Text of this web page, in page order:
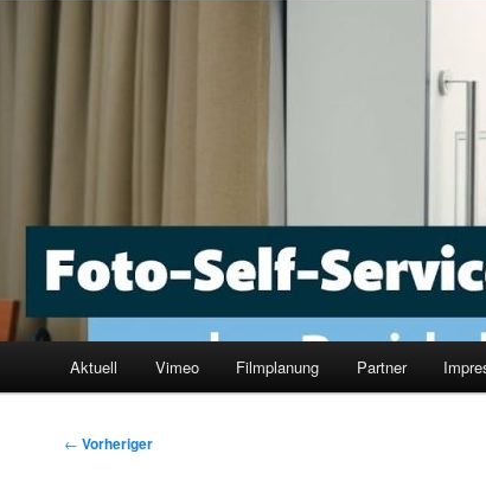
Aktuell Vimeo Filmplanung Partner
Beitragsnavigation
← Vorheriger